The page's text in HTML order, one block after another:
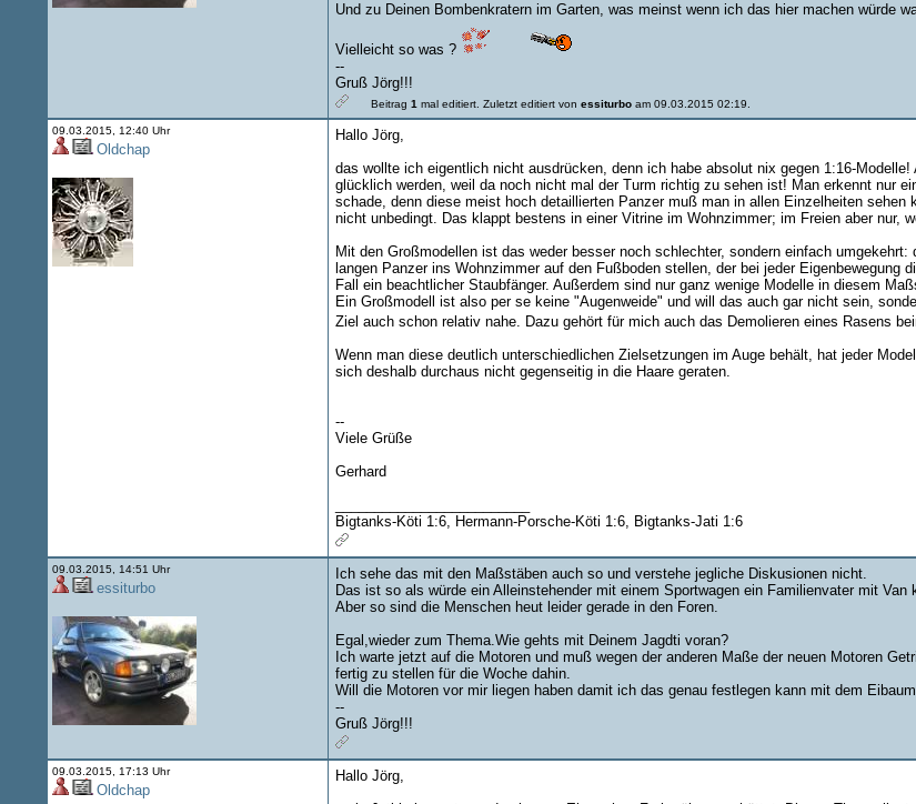
Und zu Deinen Bombenkratern im Garten, was meinst wenn ich das hier machen würde
Vielleicht so was ?
--
Gruß Jörg!!!
Beitrag 1 mal editiert. Zuletzt editiert von essiturboam 09.03.2015 02:19.
09.03.2015, 12:40 Uhr
Oldchap
Hallo Jörg,
das wollte ich eigentlich nicht ausdrücken, denn ich habe absolut nix gegen 1:16-
glücklich werden, weil da noch nicht mal der Turm richtig zu sehen ist! Man erkennt nur
schade, denn diese meist hoch detaillierten Panzer muß man in allen Einzelheiten
nicht unbedingt. Das klappt bestens in einer Vitrine im Wohnzimmer; im Freien aber nur,
Mit den Großmodellen ist das weder besser noch schlechter, sondern einfach
langen Panzer ins Wohnzimmer auf den Fußboden stellen, der bei jeder
Fall ein beachtlicher Staubfänger. Außerdem sind nur ganz wenige Modelle in diesem
Ein Großmodell ist also per se keine "Augenweide" und will das auch gar nicht sein,
Ziel auch schon relativ nahe. Dazu gehört für mich auch das Demolieren eines Rasens
Wenn man diese deutlich unterschiedlichen Zielsetzungen im Auge behält, hat jeder
sich deshalb durchaus nicht gegenseitig in die Haare geraten.
--
Viele Grüße
Gerhard
Bigtanks-Köti 1:6, Hermann-Porsche-Köti 1:6, Bigtanks-Jati 1:6
09.03.2015, 14:51 Uhr
essiturbo
Ich sehe das mit den Maßstäben auch so und verstehe jegliche Diskusionen nicht.
Das ist so als würde ein Alleinstehender mit einem Sportwagen ein Familienvater mit
Aber so sind die Menschen heut leider gerade in den Foren.
Egal,wieder zum Thema.Wie gehts mit Deinem Jagdti voran?
Ich warte jetzt auf die Motoren und muß wegen der anderen Maße der neuen Motoren
fertig zu stellen für die Woche dahin.
Will die Motoren vor mir liegen haben damit ich das genau festlegen kann mit dem
--
Gruß Jörg!!!
09.03.2015, 17:13 Uhr
Oldchap
Hallo Jörg,